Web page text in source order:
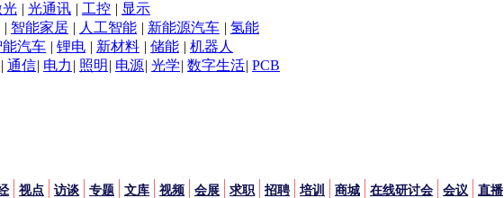
光 | 光通讯 | 工控 | 显示
| 智能家居 | 人工智能 | 新能源汽车 | 氢能
能汽车 | 锂电 | 新材料 | 储能 | 机器人
| 通信| 电力 | 照明 | 电源| 光学| 数字生活| PCB
视点 访谈 专题 文库 视频 会展 求职 招聘 培训 商城 在线研讨会 会议 直播